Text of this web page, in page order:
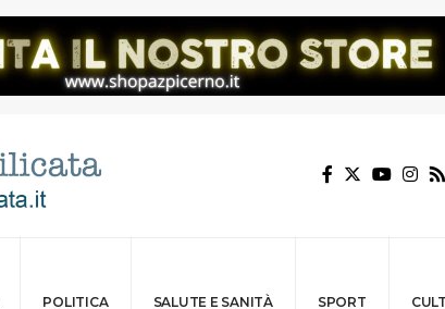
POLITICA SALUTE E SANITÀ SPORT